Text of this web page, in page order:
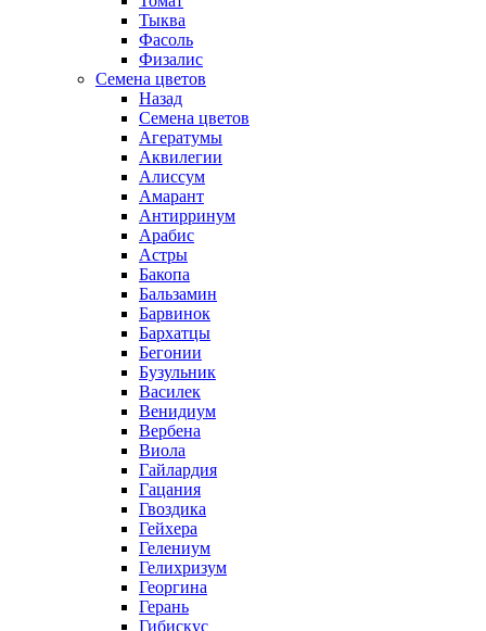
Тыква
Фасоль
Физалис
Семена цветов
Назад
Семена цветов
Агератумы
Аквилегии
Алиссум
Амарант
Антирринум
Арабис
Астры
Бакопа
Бальзамин
Барвинок
Бархатцы
Бегонии
Бузульник
Василек
Венидиум
Вербена
Виола
Гайлардия
Гацания
Гвоздика
Гейхера
Гелениум
Гелихризум
Георгина
Герань
Гибискус